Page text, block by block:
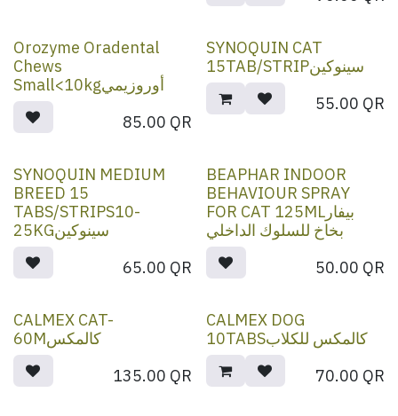
Orozyme Oradental
Chews
Small<10kgأوروزيمي
85.00 QR
SYNOQUIN CAT
15TAB/STRIPسينوكين
55.00 QR
SYNOQUIN MEDIUM
BREED 15
TABS/STRIPS10-
25KGسينوكين
65.00 QR
BEAPHAR INDOOR
BEHAVIOUR SPRAY
FOR CAT 125MLبيفار
بخاخ للسلوك الداخلي
50.00 QR
CALMEX CAT-
60Mكالمكس
135.00 QR
CALMEX DOG
10TABSكالمكس للكلاب
70.00 QR